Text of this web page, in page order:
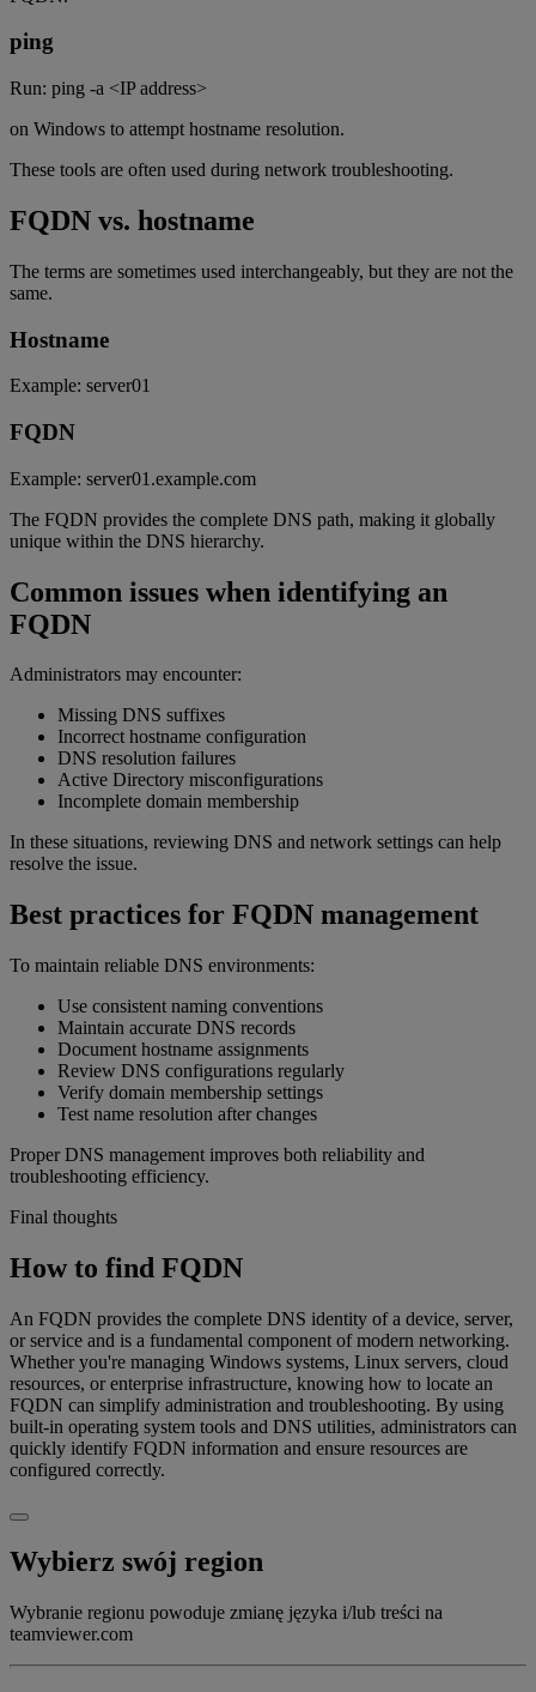
ping
Run: ping -a <IP address>
on Windows to attempt hostname resolution.
These tools are often used during network troubleshooting.
FQDN vs. hostname
The terms are sometimes used interchangeably, but they are not the
same.
Hostname
Example: server01
FQDN
Example: server01.example.com
The FQDN provides the complete DNS path, making it globally
unique within the DNS hierarchy.
Common issues when identifying an
FQDN
Administrators may encounter:
Missing DNS suffixes
Incorrect hostname configuration
DNS resolution failures
Active Directory misconfigurations
Incomplete domain membership
In these situations, reviewing DNS and network settings can help
resolve the issue.
Best practices for FQDN management
To maintain reliable DNS environments:
Use consistent naming conventions
Maintain accurate DNS records
Document hostname assignments
Review DNS configurations regularly
Verify domain membership settings
Test name resolution after changes
Proper DNS management improves both reliability and
troubleshooting efficiency.
Final thoughts
How to find FQDN
An FQDN provides the complete DNS identity of a device, server,
or service and is a fundamental component of modern networking.
Whether you're managing Windows systems, Linux servers, cloud
resources, or enterprise infrastructure, knowing how to locate an
FQDN can simplify administration and troubleshooting. By using
built-in operating system tools and DNS utilities, administrators can
quickly identify FQDN information and ensure resources are
configured correctly.
Wybierz swój region
Wybranie regionu powoduje zmianę języka i/lub treści na
teamviewer.com